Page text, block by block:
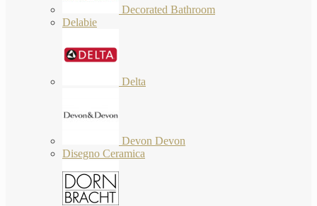
Decorated Bathroom
Delabie
Delta
Devon Devon
Disegno Ceramica